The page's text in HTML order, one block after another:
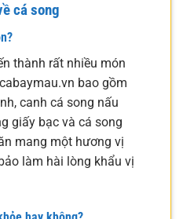
cá song
thành rất nhiều món
bao gồm
canh cá song nấu
giấy bạc và cá song
mang một hương vị
làm hài lòng khẩu vị